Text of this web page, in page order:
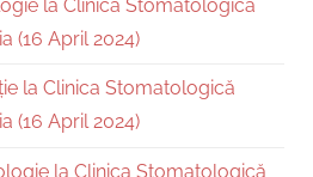
la Clinica Stomatologică
(16 April 2024)
la Clinica Stomatologică
(16 April 2024)
la Clinica Stomatologică